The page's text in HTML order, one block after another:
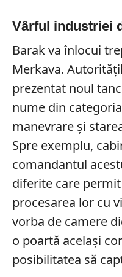
Vârful industriei
Barak va înlocui
Merkava.
prezentat noul
nume din
manevrare și
Spre exemplu,
comandantul
diferite care
procesarea lor cu
vorba de camere
o poartă același
posibilitatea să